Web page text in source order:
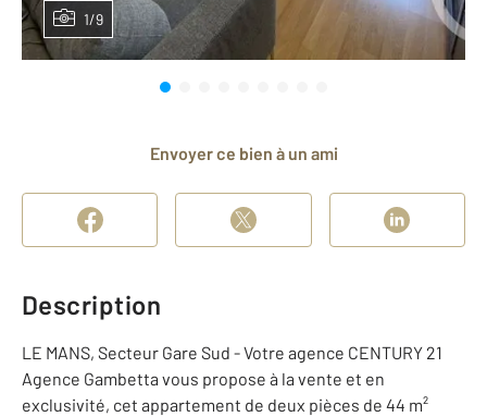
1/9
Envoyer ce bien à un ami
Description
LE MANS, Secteur Gare Sud - Votre agence CENTURY 21
Agence Gambetta vous propose à la vente et en
exclusivité, cet appartement de deux pièces de 44 m²